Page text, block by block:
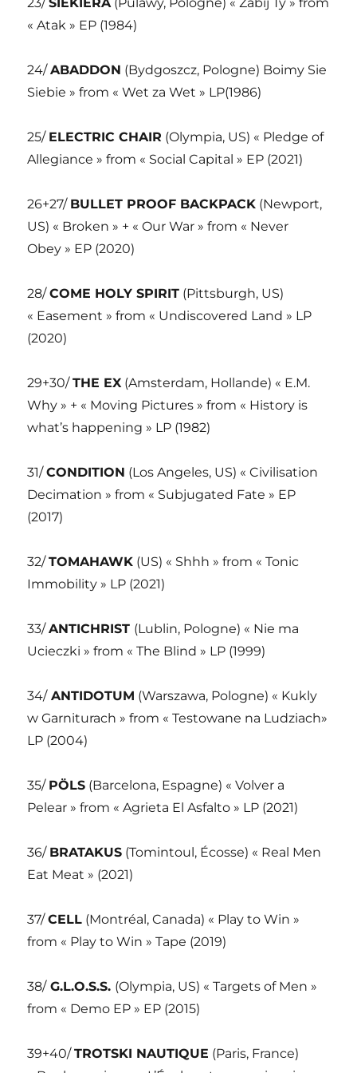
23/SIEKIERA(Pulawy, Pologne) « Zabij Ty » from
« Atak » EP (1984)
24/ABADDON (Bydgoszcz, Pologne) Boimy Sie
Siebie » from « Wet za Wet » LP(1986)
25/ ELECTRIC CHAIR (Olympia, US) « Pledge of
Allegiance » from « Social Capital » EP (2021)
26+27/ BULLET PROOF BACKPACK (Newport,
US) « Broken » + « Our War » from « Never
Obey » EP (2020)
28/COME HOLY SPIRIT (Pittsburgh, US)
« Easement » from « Undiscovered Land » LP
(2020)
29+30/THE EX (Amsterdam, Hollande) « E.M.
Why » + « Moving Pictures » from « History is
what’s happening » LP (1982)
31/CONDITION (Los Angeles, US) « Civilisation
Decimation » from « Subjugated Fate » EP
(2017)
32/TOMAHAWK (US) « Shhh » from « Tonic
Immobility » LP (2021)
33/ANTICHRIST (Lublin, Pologne) « Nie ma
Ucieczki » from « The Blind » LP (1999)
34/ANTIDOTUM (Warszawa, Pologne) « Kukly
w Garniturach » from « Testowane na Ludziach»
LP (2004)
35/ PÖLS (Barcelona, Espagne) « Volver a
Pelear » from « Agrieta El Asfalto » LP (2021)
36/ BRATAKUS (Tomintoul, Écosse) « Real Men
Eat Meat » (2021)
37/CELL (Montréal, Canada) « Play to Win »
from « Play to Win » Tape (2019)
38/G.L.O.S.S. (Olympia, US) « Targets of Men »
from « Demo EP » EP (2015)
39+40/TROTSKI NAUTIQUE (Paris, France)